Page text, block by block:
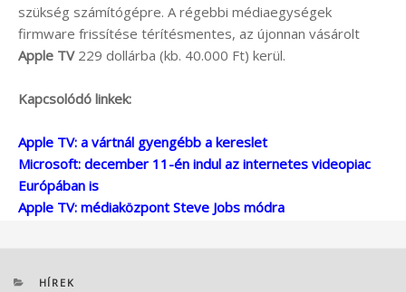
szükség számítógépre. A régebbi médiaegységek
firmware frissítése térítésmentes, az újonnan vásárolt
Apple TV229 dollárba (kb. 40.000 Ft) kerül.
Kapcsolódó linkek:
Apple TV: a vártnál gyengébb a kereslet
Microsoft: december 11-én indul az internetes videopiac
Európában is
Apple TV: médiaközpont Steve Jobs módra
KATEGÓRIÁK
HÍREK